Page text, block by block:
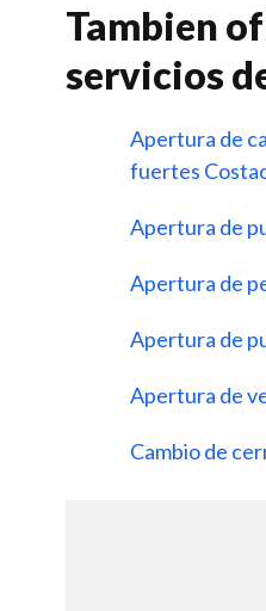
Tambien
servicios
Apertura de
fuertes
Apertura de
Apertura de
Apertura de
Apertura de
Cambio de